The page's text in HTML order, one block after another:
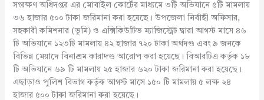
সংরক্ষণ অধিদপ্তর এর মোবাইল কোর্টের মাধ্যমে ৩টি অভিযানে ৫টি মামলায়
৩৬ হাজার ৫০০ টাকা জরিমানা করা হয়েছে। উপজেলা নির্বাহী অফিসার,
সহকারী কমিশনার (ভূমি) ও এক্সিকিউটিভ ম্যাজিস্ট্রেট দ্বারা আগস্ট মাসে ৪৬
টি অভিযানে ১২৩টি মামলায় ৪২ হাজার ৭২০ টাকা অর্থদণ্ড এবং ৯ জনকে
বিভিন্ন মেয়াদে বিনাশ্রম কারাদণ্ড আরোপ করা হয়েছে। বিআরটিএ কর্তৃক ১৮
টি অভিযানে ৬৯ টি মামলায় ২৫ হাজার ৬২০ টাকা জরিমানা করা হয়েছে।
এছাড়াও পুলিশ বিভাগ কর্তৃক আগস্ট মাসে ১৫০ টি মামলায় ৫ লক্ষ ২৪
হাজার ৫০০ টাকা জরিমানা করা হয়েছে।